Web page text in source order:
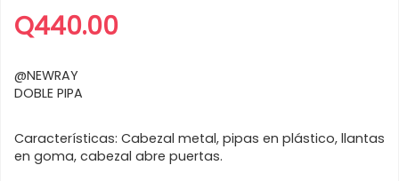
Q440.00
@NEWRAY
DOBLE PIPA
Características: Cabezal metal, pipas en plástico, llantas
en goma, cabezal abre puertas.